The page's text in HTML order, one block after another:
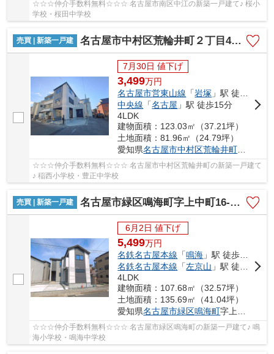
☆☆☆仲介手数料無料☆☆☆ 名古屋市南区中江の新築一戸建て♪ 桜小
学校・桜田中学校
売買 | 新築一戸建 名古屋市中村区荒輪井町２丁目40-1【仲介手数料無料】新築一戸建て 1号棟
7月30日 値下げ
3,499万円
名古屋市営東山線 「岩塚 」駅 徒歩24分
中央線 「名古屋 」駅 徒歩15分
4LDK
建物面積：123.03㎡（37.21坪）
土地面積：81.96㎡（24.79坪）
愛知県名古屋市中村区荒輪井町
☆☆☆仲介手数料無料☆☆☆ 名古屋市中村区荒輪井町の新築一戸建て
♪ 稲西小学校・豊正中学校
売買 | 新築一戸建 名古屋市緑区鳴海町字上中町16-7【仲介手数料無料】新築一戸建て 1号棟
6月2日 値下げ
5,499万円
名鉄名古屋本線 「鳴海 」駅 徒歩8分
名鉄名古屋本線 「左京山 」駅 徒歩16分
4LDK
建物面積：107.68㎡（32.57坪）
土地面積：135.69㎡（41.04坪）
愛知県名古屋市緑区鳴海町字上中町16-7
☆☆☆仲介手数料無料☆☆☆ 名古屋市緑区鳴海町の新築一戸建て♪ 鳴
海小学校・鳴海中学校